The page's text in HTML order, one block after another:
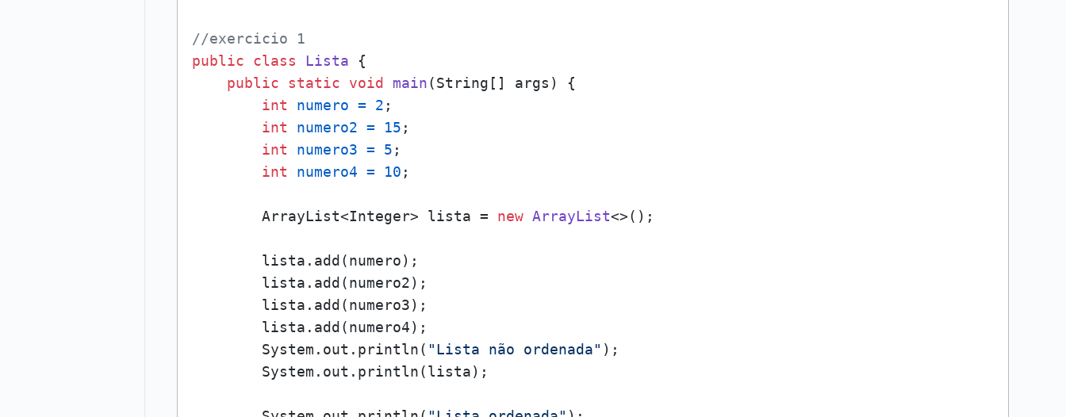
//exercicio 1
public
class Lista {
public
static void main(String[] args)
{
int
numero = 2 ;
int
numero2 = 15 ;
int
numero3 = 5 ;
int
numero4 = 10 ;
        ArrayList<Integer> lista =
new ArrayList<>();
        lista.add(numero);
        lista.add(numero2);
        lista.add(numero3);
        lista.add(numero4);
        System.out.println(
"Lista não ordenada" );
        System.out.println(lista);